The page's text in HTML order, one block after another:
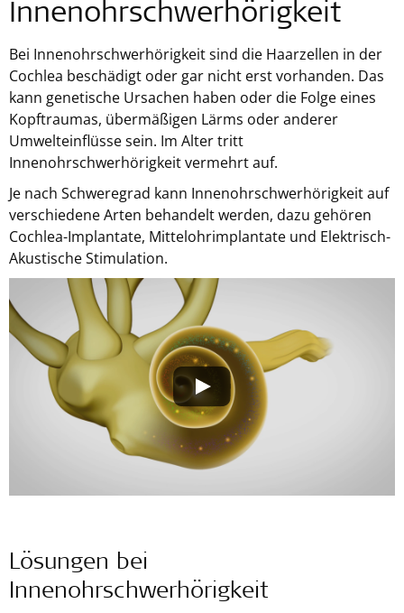
Innenohrschwerhörigkeit
Bei Innenohrschwerhörigkeit sind die Haarzellen in der
Cochlea beschädigt oder gar nicht erst vorhanden. Das
kann genetische Ursachen haben oder die Folge eines
Kopftraumas, übermäßigen Lärms oder anderer
Umwelteinflüsse sein. Im Alter tritt
Innenohrschwerhörigkeit vermehrt auf.
Je nach Schweregrad kann Innenohrschwerhörigkeit auf
verschiedene Arten behandelt werden, dazu gehören
Cochlea-Implantate, Mittelohrimplantate und Elektrisch-
Akustische Stimulation.
Lösungen bei
Innenohrschwerhörigkeit